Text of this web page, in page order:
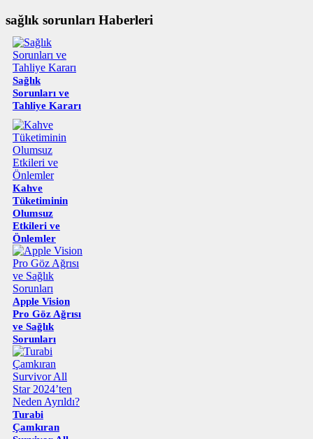
sağlık sorunları Haberleri
Sağlık
Sorunları ve
Tahliye Kararı
Kahve
Tüketiminin
Olumsuz
Etkileri ve
Önlemler
Apple Vision
Pro Göz Ağrısı
ve Sağlık
Sorunları
Turabi
Çamkıran